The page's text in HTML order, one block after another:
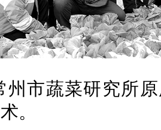
州市蔬菜研究所
。